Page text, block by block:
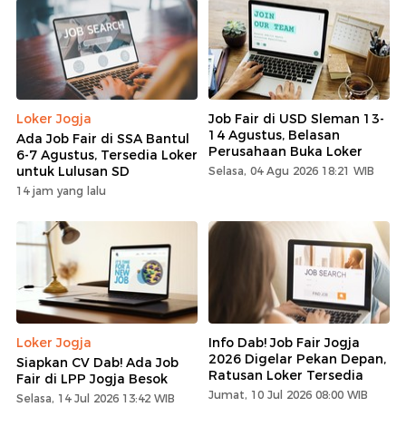
Loker Jogja
Ada Job Fair di SSA Bantul
6-7 Agustus, Tersedia Loker
untuk Lulusan SD
14 jam yang lalu
Job Fair di USD Sleman 13-
14 Agustus, Belasan
Perusahaan Buka Loker
Selasa, 04 Agu 2026 18:21 WIB
Loker Jogja
Siapkan CV Dab! Ada Job
Fair di LPP Jogja Besok
Selasa, 14 Jul 2026 13:42 WIB
Info Dab! Job Fair Jogja
2026 Digelar Pekan Depan,
Ratusan Loker Tersedia
Jumat, 10 Jul 2026 08:00 WIB